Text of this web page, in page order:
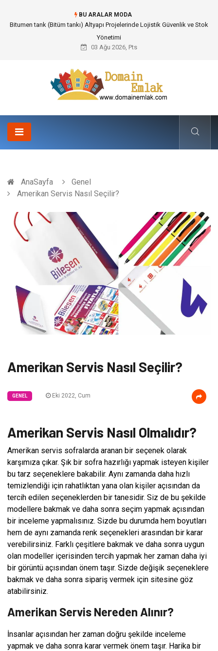
BU ARALAR MODA
Güvenilir Chip Satışı: Kesintisiz Poker Deneyimi İçin Profesyonel Destek
03 Ağu 2026, Pts
AnaSayfa
Genel
Amerikan Servis Nasıl Seçilir?
Amerikan Servis Nasıl Seçilir?
GENEL Eki 2022, Cum
Amerikan Servis Nasıl Olmalıdır?
Amerikan servis sofralarda aranan bir seçenek olarak
karşımıza çıkar. Şık bir sofra hazırlığı yapmak isteyen kişiler
bu tarz seçeneklere bakabilir. Aynı zamanda daha hızlı
temizlendiği için rahatlıktan yana olan kişiler açısından da
tercih edilen seçeneklerden bir tanesidir. Siz de bu şekilde
modellere bakmak ve daha sonra seçim yapmak açısından
bir inceleme yapmalısınız. Sizde bu durumda hem boyutları
hem de aynı zamanda renk seçenekleri arasından bir karar
verebilirsiniz. Farklı çeşitlere bakmak ve daha sonra uygun
olan modeller içerisinden tercih yapmak her zaman daha iyi
bir görüntü açısından önem taşır. Sizde değişik seçeneklere
bakmak ve daha sonra sipariş vermek için sitesine göz
atabilirsiniz.
Amerikan Servis Nereden Alınır?
İnsanlar açısından her zaman doğru şekilde inceleme
yapmak ve daha sonra karar vermek önem taşır. Harika bir